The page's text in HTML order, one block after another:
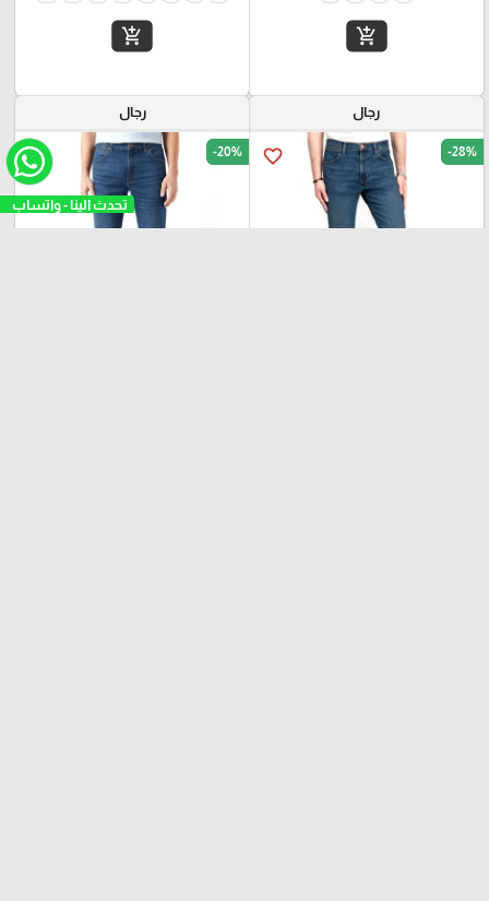
تحدث
add_shopping_cart
add_shopping_cart
رجال
favorite_border -28%
رجال
favorite_border -20%